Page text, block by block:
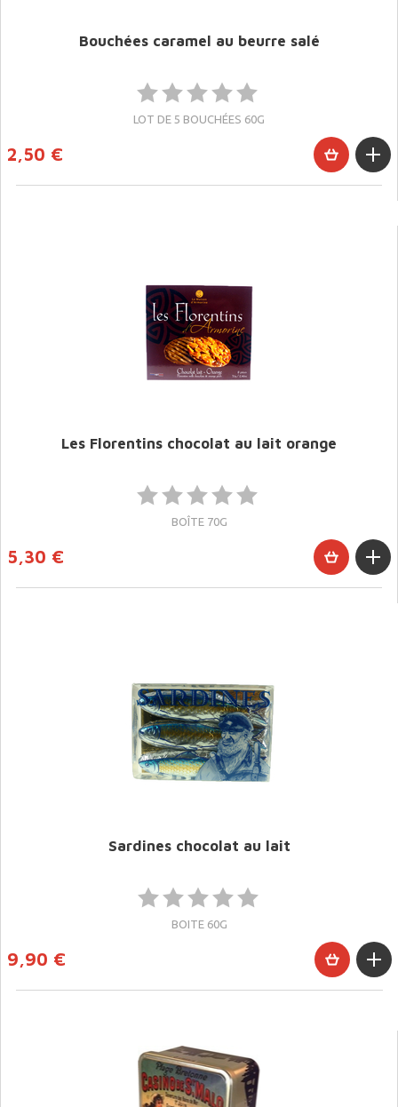
Bouchées caramel au beurre salé
LOT DE 5 BOUCHÉES 60G
2,50 €
Les Florentins chocolat au lait orange
BOÎTE 70G
5,30 €
Sardines chocolat au lait
BOITE 60G
9,90 €